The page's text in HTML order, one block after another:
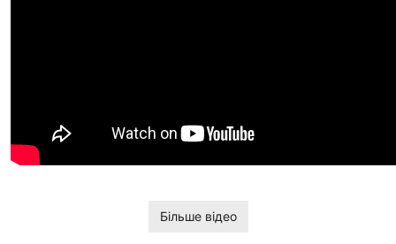
Більше відео